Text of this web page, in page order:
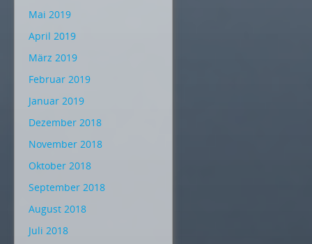
Mai 2019
April 2019
März 2019
Februar 2019
Januar 2019
Dezember 2018
November 2018
Oktober 2018
September 2018
August 2018
Juli 2018